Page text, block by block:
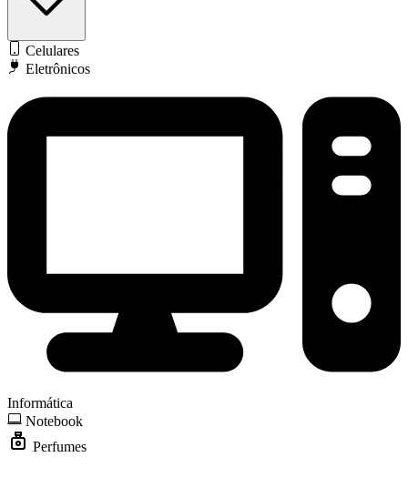
Celulares
Eletrônicos
Informática
Notebook
Perfumes